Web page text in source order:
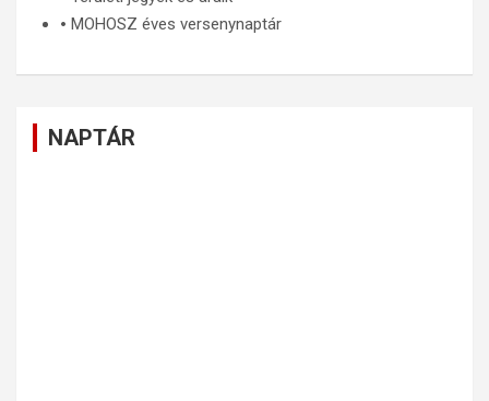
🞄 MOHOSZ éves versenynaptár
NAPTÁR